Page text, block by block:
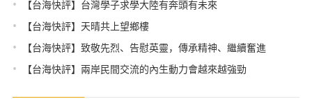
• 【台海快評】台灣學子求學大陸有奔頭有未來
• 【台海快評】天晴共上望鄉樓
• 【台海快評】致敬先烈、告慰英靈，傳承精神、繼續奮進
• 【台海快評】兩岸民間交流的內生動力會越來越強勁